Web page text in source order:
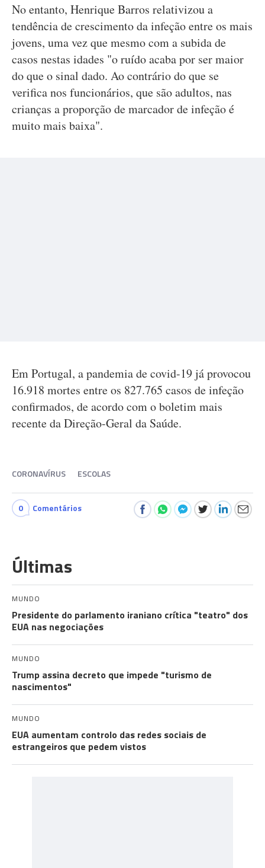
No entanto, Henrique Barros relativizou a
tendência de crescimento da infeção entre os mais
jovens, uma vez que mesmo com a subida de
casos nestas idades "o ruído acaba por ser maior
do que o sinal dado. Ao contrário do que se
verifica nos funcionários, que são adultos, nas
crianças a proporção de marcador de infeção é
muito mais baixa".
Em Portugal, a pandemia de covid-19 já provocou
16.918 mortes entre os 827.765 casos de infeção
confirmados, de acordo com o boletim mais
recente da Direção-Geral da Saúde.
CORONAVÍRUS ESCOLAS
0 Comentários
Últimas
MUNDO
Presidente do parlamento iraniano crítica "teatro" dos
EUA nas negociações
MUNDO
Trump assina decreto que impede "turismo de
nascimentos"
MUNDO
EUA aumentam controlo das redes sociais de
estrangeiros que pedem vistos